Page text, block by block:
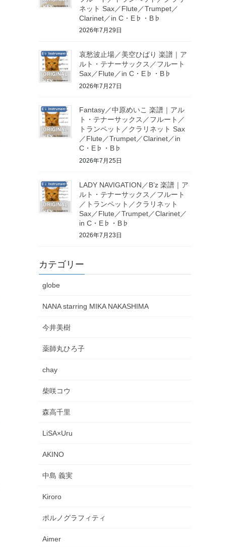
ネット Sax／Flute／Trumpet／
Clarinet／in C・E♭・B♭
2026年7月29日
哀愁波止場／美空ひばり 楽譜｜ア
ルト・テナーサックス／フルート
Sax／Flute／in C・E♭・B♭
2026年7月27日
Fantasy／中原めいこ 楽譜｜アル
ト・テナーサックス／フルート／
トランペット／クラリネット Sax
／Flute／Trumpet／Clarinet／in
C・E♭・B♭
2026年7月25日
LADY NAVIGATION／B’z 楽譜｜ア
ルト・テナーサックス／フルート
／トランペット／クラリネット
Sax／Flute／Trumpet／Clarinet／
in C・E♭・B♭
2026年7月23日
カテゴリー
globe
NANA starring MIKA NAKASHIMA
今井美樹
薬師丸ひろ子
chay
柴咲コウ
森高千里
LiSA×Uru
AKINO
中島 義実
Kiroro
ポルノグラフィティ
Aimer